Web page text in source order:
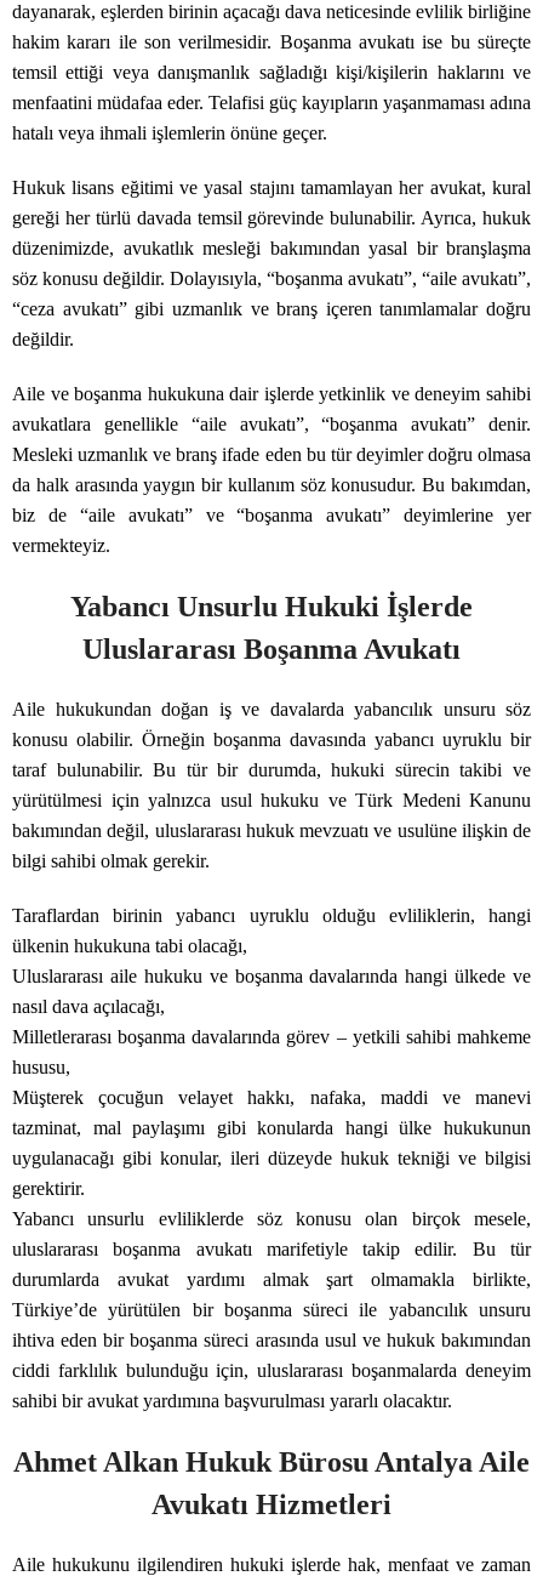
dayanarak, eşlerden birinin açacağı dava neticesinde evlilik birliğine
hakim kararı ile son verilmesidir. Boşanma avukatı ise bu süreçte
temsil ettiği veya danışmanlık sağladığı kişi/kişilerin haklarını ve
menfaatini müdafaa eder. Telafisi güç kayıpların yaşanmaması adına
hatalı veya ihmali işlemlerin önüne geçer.
Hukuk lisans eğitimi ve yasal stajını tamamlayan her avukat, kural
gereği her türlü davada temsil görevinde bulunabilir. Ayrıca, hukuk
düzenimizde, avukatlık mesleği bakımından yasal bir branşlaşma
söz konusu değildir. Dolayısıyla, “boşanma avukatı”, “aile avukatı”,
“ceza avukatı” gibi uzmanlık ve branş içeren tanımlamalar doğru
değildir.
Aile ve boşanma hukukuna dair işlerde yetkinlik ve deneyim sahibi
avukatlara genellikle “aile avukatı”, “boşanma avukatı” denir.
Mesleki uzmanlık ve branş ifade eden bu tür deyimler doğru olmasa
da halk arasında yaygın bir kullanım söz konusudur. Bu bakımdan,
biz de “aile avukatı” ve “boşanma avukatı” deyimlerine yer
vermekteyiz.
Yabancı Unsurlu Hukuki İşlerde
Uluslararası Boşanma Avukatı
Aile hukukundan doğan iş ve davalarda yabancılık unsuru söz
konusu olabilir. Örneğin boşanma davasında yabancı uyruklu bir
taraf bulunabilir. Bu tür bir durumda, hukuki sürecin takibi ve
yürütülmesi için yalnızca usul hukuku ve Türk Medeni Kanunu
bakımından değil, uluslararası hukuk mevzuatı ve usulüne ilişkin de
bilgi sahibi olmak gerekir.
Taraflardan birinin yabancı uyruklu olduğu evliliklerin, hangi
ülkenin hukukuna tabi olacağı,
Uluslararası aile hukuku ve boşanma davalarında hangi ülkede ve
nasıl dava açılacağı,
Milletlerarası boşanma davalarında görev – yetkili sahibi mahkeme
hususu,
Müşterek çocuğun velayet hakkı, nafaka, maddi ve manevi
tazminat, mal paylaşımı gibi konularda hangi ülke hukukunun
uygulanacağı gibi konular, ileri düzeyde hukuk tekniği ve bilgisi
gerektirir.
Yabancı unsurlu evliliklerde söz konusu olan birçok mesele,
uluslararası boşanma avukatı marifetiyle takip edilir. Bu tür
durumlarda avukat yardımı almak şart olmamakla birlikte,
Türkiye’de yürütülen bir boşanma süreci ile yabancılık unsuru
ihtiva eden bir boşanma süreci arasında usul ve hukuk bakımından
ciddi farklılık bulunduğu için, uluslararası boşanmalarda deneyim
sahibi bir avukat yardımına başvurulması yararlı olacaktır.
Ahmet Alkan Hukuk Bürosu Antalya Aile
Avukatı Hizmetleri
Aile hukukunu ilgilendiren hukuki işlerde hak, menfaat ve zaman